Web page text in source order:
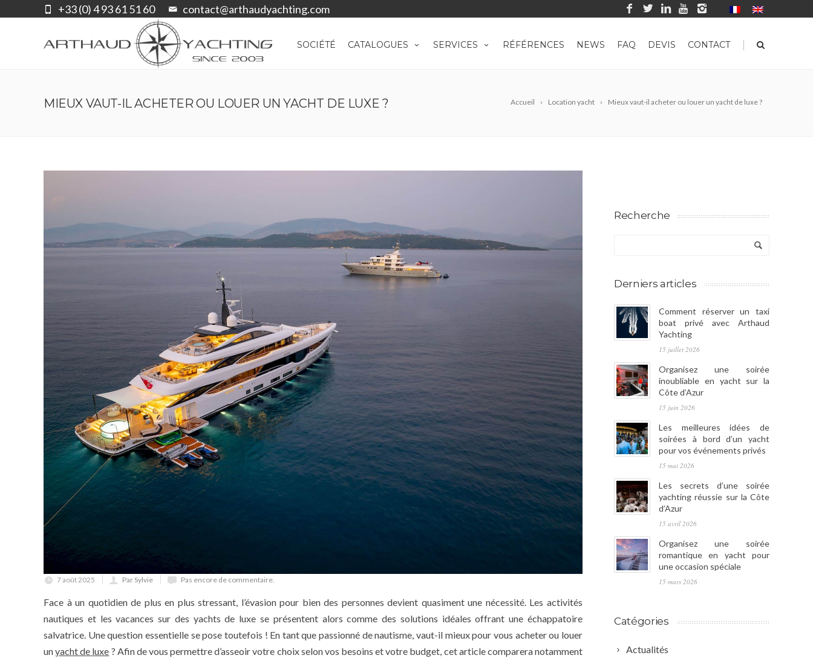
contact@arthaudyachting.com
+33 (0) 4 93 61 51 60
SOCIÉTÉ CATALOGUES SERVICES RÉFÉRENCES NEWS FAQ DEVIS CONTACT |
Accueil Location yacht Mieux vaut-il acheter ou louer un yacht de luxe ?
MIEUX VAUT-IL ACHETER OU LOUER UN YACHT DE LUXE ?
7 août 2025 Par Sylvie Pas encore de commentaire.
Face à un quotidien de plus en plus stressant, l’évasion pour bien des personnes devient quasiment une nécessité. Les activités
nautiques et les vacances sur des yachts de luxe se présentent alors comme des solutions idéales offrant une échappatoire
salvatrice. Une question essentielle se pose toutefois ! En tant que passionné de nautisme, vaut-il mieux pour vous acheter ou louer
unyacht de luxe ? Afin de vous permettre d’asseoir votre choix selon vos besoins et votre budget, cet article comparera notamment
Recherche
Derniers articles
Comment réserver un taxi
boat privé avec Arthaud
Yachting
15 juillet 2026
Organisez une soirée
inoubliable en yacht sur la
Côte d’Azur
15 juin 2026
Les meilleures idées de
soirées à bord d’un yacht
pour vos événements privés
15 mai 2026
Les secrets d’une soirée
yachting réussie sur la Côte
d’Azur
15 avril 2026
Organisez une soirée
romantique en yacht pour
une occasion spéciale
15 mars 2026
Catégories
Actualités